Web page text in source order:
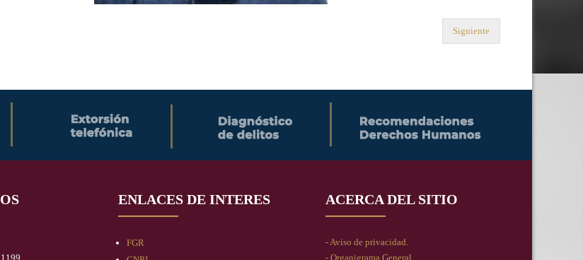
Siguiente
ENLACES DE INTERES
FGR
ACERCA DEL SITIO
- Aviso de privacidad.
- Organigrama General